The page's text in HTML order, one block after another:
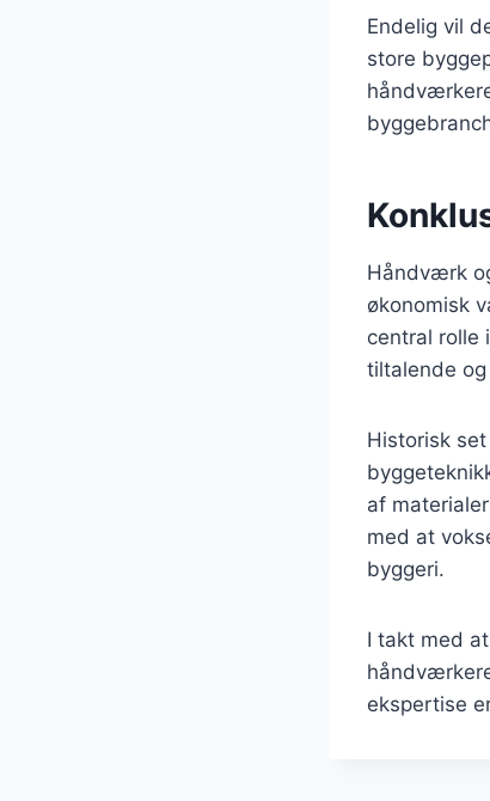
Endelig vil
store
Håndværk
økonomisk
central rolle
tiltalende
Historisk
af
med at
byggeri.
I takt med
ekspertise